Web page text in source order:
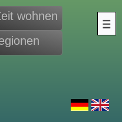
wohnen